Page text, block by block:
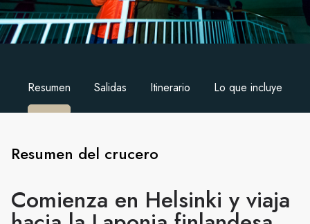
Resumen Salidas Itinerario Lo que incluye
Resumen del crucero
Comienza en Helsinki y viaja